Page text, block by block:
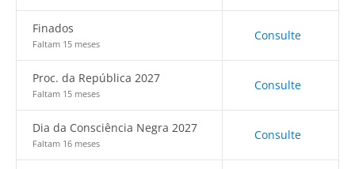
Finados
Faltam 15 meses
Consulte
Proc. da República 2027
Faltam 15 meses
Consulte
Dia da Consciência Negra 2027
Faltam 16 meses
Consulte